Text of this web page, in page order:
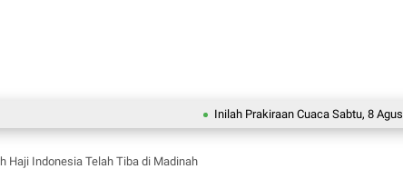
Inilah Prakiraan Cuaca Sabtu, 8 Agustus 2026
Haji Indonesia Telah Tiba di Madinah